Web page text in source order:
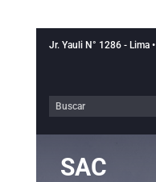
Jr. Yauli N° 1286 - Lima •
SAC